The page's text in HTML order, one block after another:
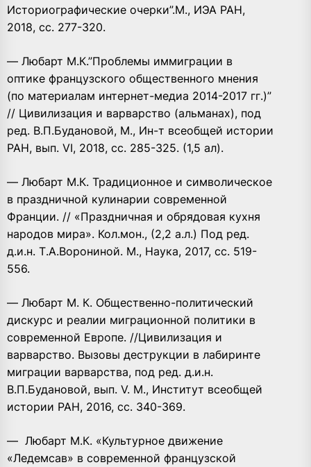
Историографические очерки”.М., ИЭА РАН,
2018, сс. 277-320.
— Любарт М.К.”Проблемы иммиграции в
оптике французского общественного мнения
(по материалам интернет-медиа 2014-2017 гг.)”
// Цивилизация и варварство (альманах), под
ред. В.П.Будановой, М., Ин-т всеобщей истории
РАН, вып. VI, 2018, сс. 285-325. (1,5 ал).
— Любарт М.К. Традиционное и символическое
в праздничной кулинарии современной
Франции. // «Праздничная и обрядовая кухня
народов мира». Кол.мон., (2,2 а.л.) Под ред.
д.и.н. Т.А.Ворониной. М., Наука, 2017, сс. 519-
556.
— Любарт М. К. Общественно-политический
дискурс и реалии миграционной политики в
современной Европе. //Цивилизация и
варварство. Вызовы деструкции в лабиринте
миграции варварства, под ред. д.и.н.
В.П.Будановой, вып. V. М., Институт всеобщей
истории РАН, 2016, сс. 340-369.
— Любарт М.К. «Культурное движение
«Ледемсав» в современной французской